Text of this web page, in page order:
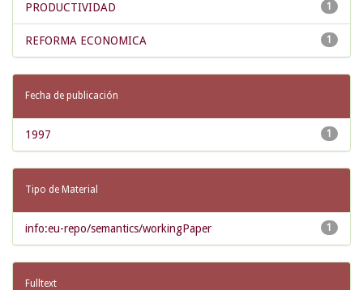
1
PRODUCTIVIDAD
1
REFORMA ECONOMICA
Fecha de publicación
1
1997
Tipo de Material
1
info:eu-repo/semantics/workingPaper
Fulltext